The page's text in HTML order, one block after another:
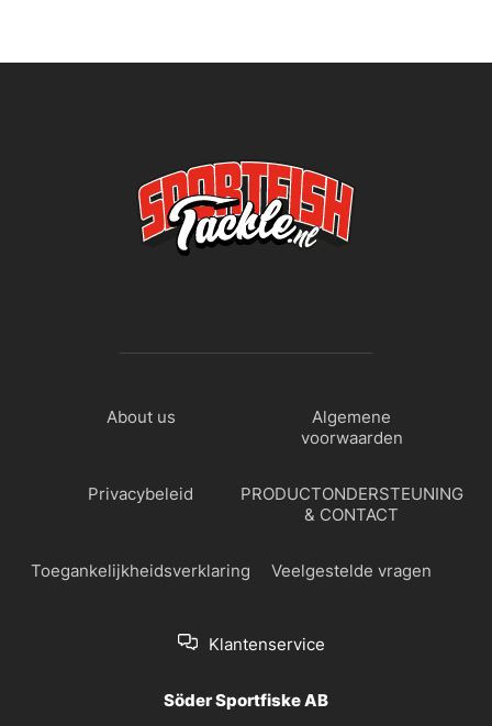
About us
Algemene
voorwaarden
Privacybeleid
PRODUCTONDERSTEUNING
& CONTACT
Toegankelijkheidsverklaring Veelgestelde vragen
Klantenservice
Söder Sportfiske AB